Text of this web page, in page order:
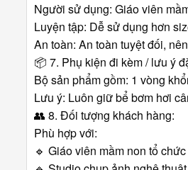
Người sử dụng: Giáo viên
Luyện tập: Dễ sử dụng hơn
An toàn: An toàn tuyệt đối,
📦 7. Phụ kiện đi kèm / lưu ý
Bộ sản phẩm gồm: 1 vòng
Lưu ý: Luôn giữ bể bơm hơi
👥 8. Đối tượng khách hàng:
Phù hợp với:
🔹 Giáo viên mầm non tổ